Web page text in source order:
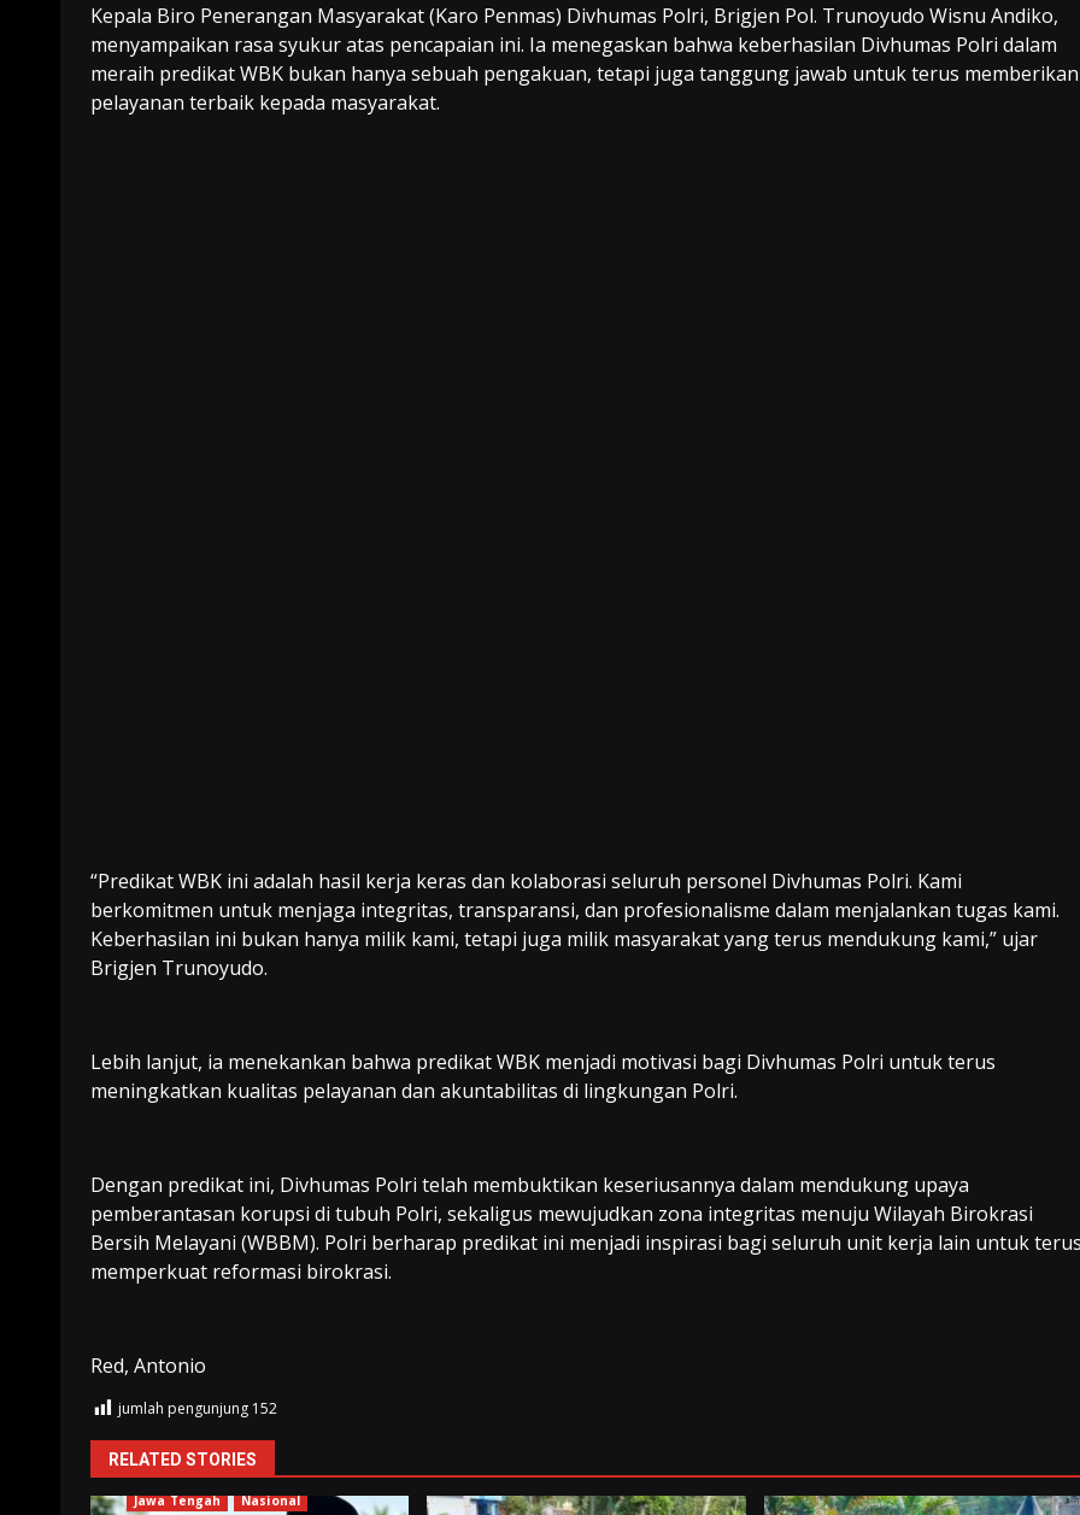
Kepala Biro Penerangan Masyarakat (Karo Penmas) Divhumas Polri, Brigjen Pol. Trunoyudo Wisnu Andiko,
menyampaikan rasa syukur atas pencapaian ini. Ia menegaskan bahwa keberhasilan Divhumas Polri dalam
meraih predikat WBK bukan hanya sebuah pengakuan, tetapi juga tanggung jawab untuk terus memberikan
pelayanan terbaik kepada masyarakat.
“Predikat WBK ini adalah hasil kerja keras dan kolaborasi seluruh personel Divhumas Polri. Kami
berkomitmen untuk menjaga integritas, transparansi, dan profesionalisme dalam menjalankan tugas kami.
Keberhasilan ini bukan hanya milik kami, tetapi juga milik masyarakat yang terus mendukung kami,” ujar
Brigjen Trunoyudo.
Lebih lanjut, ia menekankan bahwa predikat WBK menjadi motivasi bagi Divhumas Polri untuk terus
meningkatkan kualitas pelayanan dan akuntabilitas di lingkungan Polri.
Dengan predikat ini, Divhumas Polri telah membuktikan keseriusannya dalam mendukung upaya
pemberantasan korupsi di tubuh Polri, sekaligus mewujudkan zona integritas menuju Wilayah Birokrasi
Bersih Melayani (WBBM). Polri berharap predikat ini menjadi inspirasi bagi seluruh unit kerja lain untuk
memperkuat reformasi birokrasi.
Red, Antonio
jumlah pengunjung 152
RELATED STORIES
Brebes Humas Polri
Jawa Tengah Nasional